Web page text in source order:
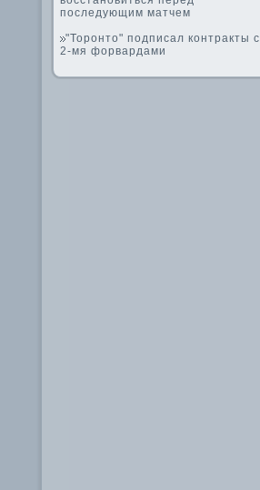
последующим матчем
"Торонто" подписал контракты с
2-мя форвардами